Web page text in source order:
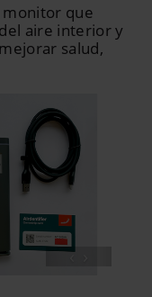
que
aire interior y
salud,
‹